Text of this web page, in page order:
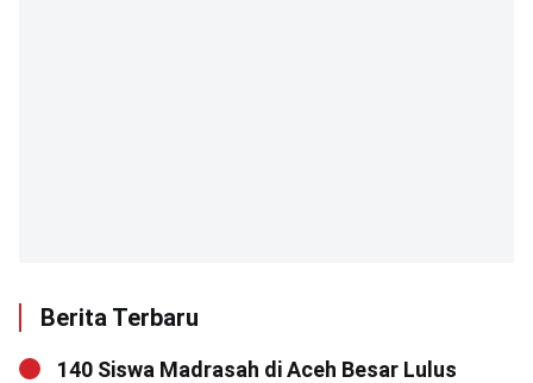
Berita Terbaru
140 Siswa Madrasah di Aceh Besar Lulus